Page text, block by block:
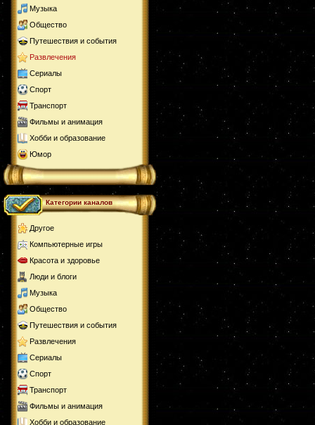
Музыка
Общество
Путешествия и события
Развлечения
Сериалы
Спорт
Транспорт
Фильмы и анимация
Хобби и образование
Юмор
Категории каналов
Другое
Компьютерные игры
Красота и здоровье
Люди и блоги
Музыка
Общество
Путешествия и события
Развлечения
Сериалы
Спорт
Транспорт
Фильмы и анимация
Хобби и образование